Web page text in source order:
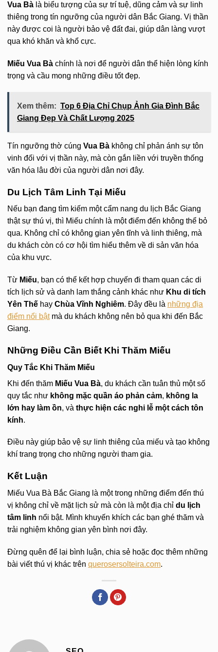
Vua Bà là biểu tượng của sự trí tuệ, dũng cảm và sự linh
thiêng trong tín ngưỡng của người dân Bắc Giang. Vị thần
này được coi là người bảo vệ đất đai, giúp dân làng vượt
qua khó khăn và khổ cực.
Miếu Vua Bà chính là nơi để người dân thể hiện lòng kính
trọng và cầu mong những điều tốt đẹp.
Xem thêm: Top 6 Địa Chỉ Chụp Ảnh Gia Đình Bắc
Giang Đẹp Và Chất Lượng 2025
Tín ngưỡng thờ cúng Vua Bà không chỉ phản ánh sự tôn
vinh đối với vị thần này, mà còn gắn liền với truyền thống
văn hóa lâu đời của người dân nơi đây.
Du Lịch Tâm Linh Tại Miếu
Nếu bạn đang tìm kiếm một cẩm nang du lịch Bắc Giang
thật sự thú vị, thì Miếu chính là một điểm đến không thể bỏ
qua. Không chỉ có không gian yên tĩnh và linh thiêng, mà
du khách còn có cơ hội tìm hiểu thêm về di sản văn hóa
của khu vực.
Từ Miếu, bạn có thể kết hợp chuyến đi tham quan các di
tích lịch sử và danh lam thắng cảnh khác như Khu di tích
Yên Thế hay Chùa Vĩnh Nghiêm. Đây đều là những địa
điểm nổi bậtmà du khách không nên bỏ qua khi đến Bắc
Giang.
Những Điều Cần Biết Khi Thăm Miếu
Quy Tắc Khi Thăm Miếu
Khi đến thăm Miếu Vua Bà, du khách cần tuân thủ một số
quy tắc như không mặc quần áo phản cảm, không la
lớn hay làm ồn, và thực hiện các nghi lễ một cách tôn
kính.
Điều này giúp bảo vệ sự linh thiêng của miếu và tạo không
khí trang trọng cho những người tham gia.
Kết Luận
Miếu Vua Bà Bắc Giang là một trong những điểm đến thú
vị không chỉ về mặt lịch sử mà còn là một địa chỉ du lịch
tâm linh nổi bật. Mình khuyến khích các bạn ghé thăm và
trải nghiệm không gian yên bình nơi đây.
Đừng quên để lại bình luận, chia sẻ hoặc đọc thêm những
bài viết thú vị khác trên querosersolteira.com.